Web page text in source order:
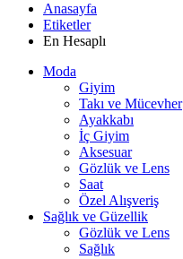
Anasayfa
Etiketler
En Hesaplı
Moda
Giyim
Takı ve Mücevher
Ayakkabı
İç Giyim
Aksesuar
Gözlük ve Lens
Saat
Özel Alışveriş
Sağlık ve Güzellik
Gözlük ve Lens
Sağlık